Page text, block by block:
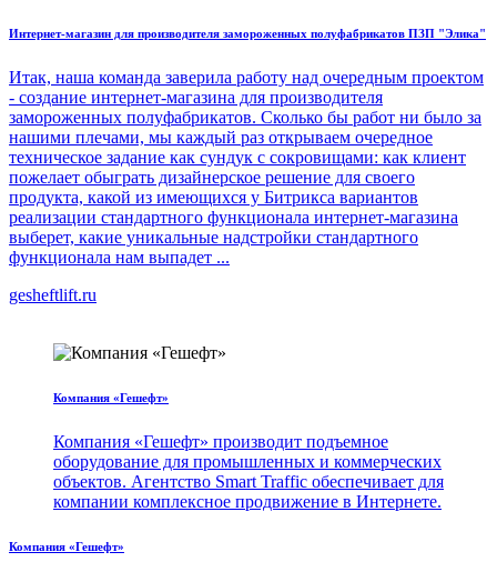
Интернет-магазин для производителя замороженных полуфабрикатов ПЗП "Элика"
Итак, наша команда заверила работу над очередным проектом
- создание интернет-магазина для производителя
замороженных полуфабрикатов. Сколько бы работ ни было за
нашими плечами, мы каждый раз открываем очередное
техническое задание как сундук с сокровищами: как клиент
пожелает обыграть дизайнерское решение для своего
продукта, какой из имеющихся у Битрикса вариантов
реализации стандартного функционала интернет-магазина
выберет, какие уникальные надстройки стандартного
функционала нам выпадет ...
gesheftlift.ru
Компания «Гешефт»
Компания «Гешефт» производит подъемное
оборудование для промышленных и коммерческих
объектов. Агентство Smart Traffic обеспечивает для
компании комплексное продвижение в Интернете.
Компания «Гешефт»